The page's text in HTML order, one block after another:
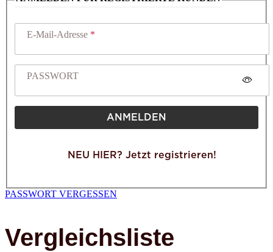
E-Mail-Adresse
PASSWORT
ANMELDEN
NEU HIER? Jetzt registrieren!
PASSWORT VERGESSEN
Vergleichsliste